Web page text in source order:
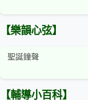
【樂韻心弦】
聖誕鐘聲
【輔導小百科】